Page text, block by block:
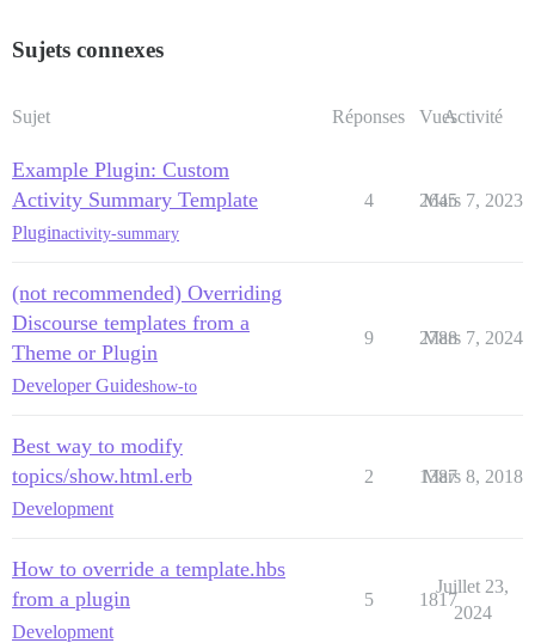
Sujets connexes
Sujet Réponses VuesActivité
Example Plugin: Custom
Activity Summary Template
Pluginactivity-summary
4 2645
Mars 7, 2023
(not recommended) Overriding
Discourse templates from a
Theme or Plugin
Developer Guideshow-to
9 2788
Mars 7, 2024
Best way to modify
topics/show.html.erb
Development
2 1387
Mars 8, 2018
How to override a template.hbs
from a plugin
Development
5 1817
Juillet 23,
2024